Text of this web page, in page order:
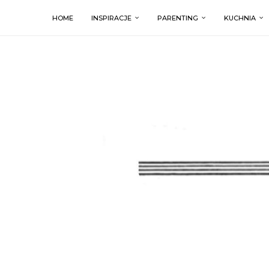
HOME INSPIRACJE PARENTING KUCHNIA